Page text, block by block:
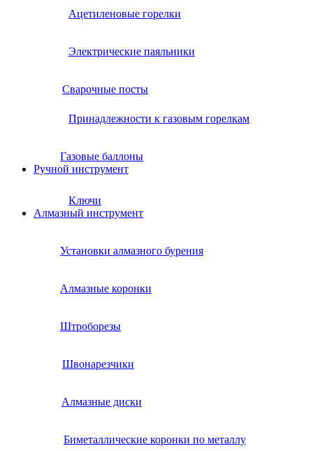
Ацетиленовые горелки
Электрические паяльники
Сварочные посты
Принадлежности к газовым горелкам
Газовые баллоны
Ручной инструмент
Ключи
Алмазный инструмент
Установки алмазного бурения
Алмазные коронки
Штроборезы
Швонарезчики
Алмазные диски
Биметаллические коронки по металлу